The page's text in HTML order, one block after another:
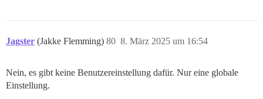
Jagster (Jakke Flemming) 8. März 2025 um 16:54
80
Nein, es gibt keine Benutzereinstellung dafür. Nur eine globale
Einstellung.